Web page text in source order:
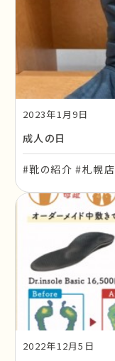
2023年1月9日
成人の日
#靴の紹介 #札幌店
2022年12月5日